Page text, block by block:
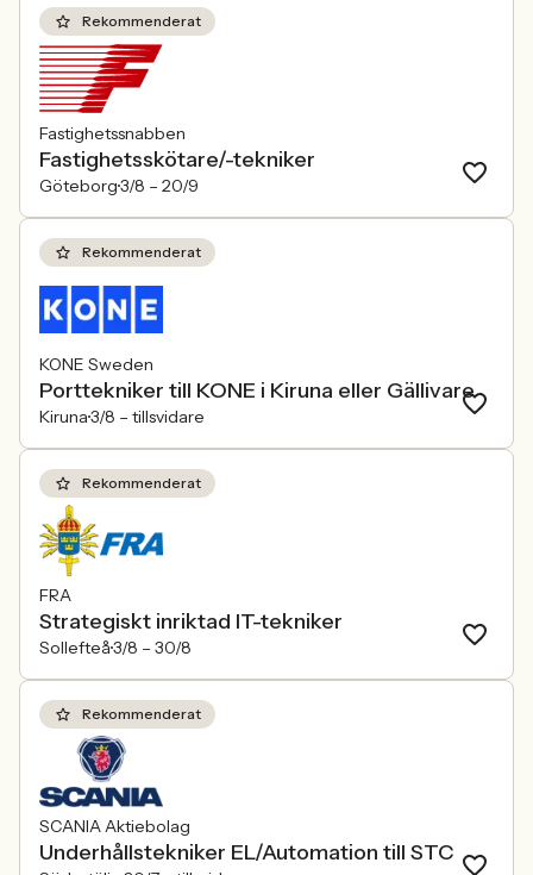
Rekommenderat
Fastighetssnabben
Fastighetsskötare/-tekniker
Göteborg3/8 – 20/9
Rekommenderat
KONE Sweden
Porttekniker till KONE i Kiruna eller Gällivare
Kiruna3/8 – tillsvidare
Rekommenderat
FRA
Strategiskt inriktad IT-tekniker
Sollefteå3/8 – 30/8
Rekommenderat
SCANIA Aktiebolag
Underhållstekniker EL/Automation till STC